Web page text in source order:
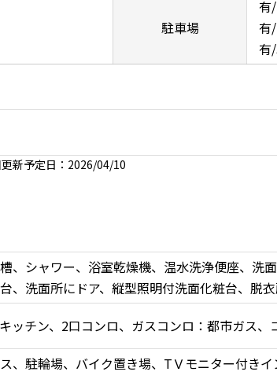
駐車場
有
有
有
新予定日：2026/04/10
、シャワー、浴室乾燥機、温水洗浄便座、洗
、洗面所にドア、縦型照明付洗面化粧台、脱
ッチン、2口コンロ、ガスコンロ：都市ガス、
、駐輪場、バイク置き場、TＶモニター付き